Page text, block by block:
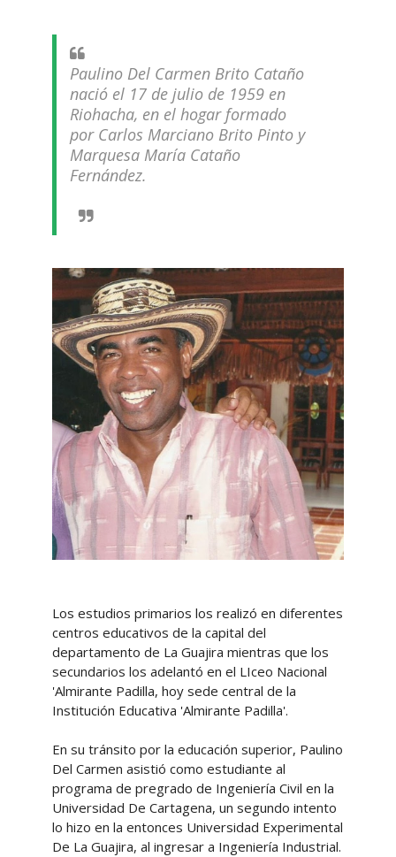
Paulino Del Carmen Brito Cataño
nació el 17 de julio de 1959 en
Riohacha, en el hogar formado
por Carlos Marciano Brito Pinto y
Marquesa María Cataño
Fernández.
Los estudios primarios los realizó en diferentes
centros educativos de la capital del
departamento de La Guajira mientras que los
secundarios los adelantó en el LIceo Nacional
'Almirante Padilla, hoy sede central de la
Institución Educativa 'Almirante Padilla'.
En su tránsito por la educación superior, Paulino
Del Carmen asistió como estudiante al
programa de pregrado de Ingeniería Civil en la
Universidad De Cartagena, un segundo intento
lo hizo en la entonces Universidad Experimental
De La Guajira, al ingresar a Ingeniería Industrial.